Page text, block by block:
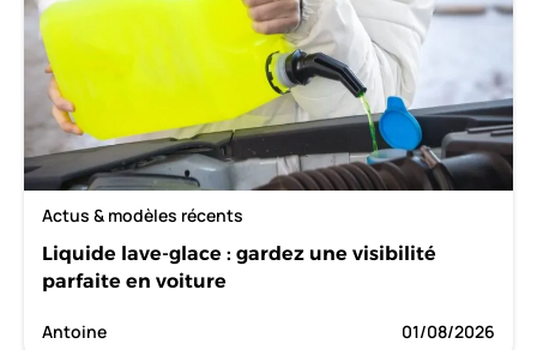
Actus & modèles récents
Liquide lave-glace : gardez une visibilité
parfaite en voiture
Antoine 01/08/2026